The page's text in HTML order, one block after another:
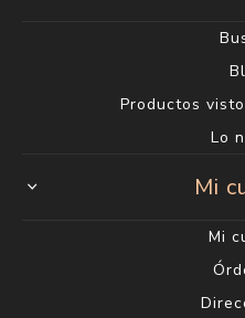
Productos
Lo
Mi
Mi